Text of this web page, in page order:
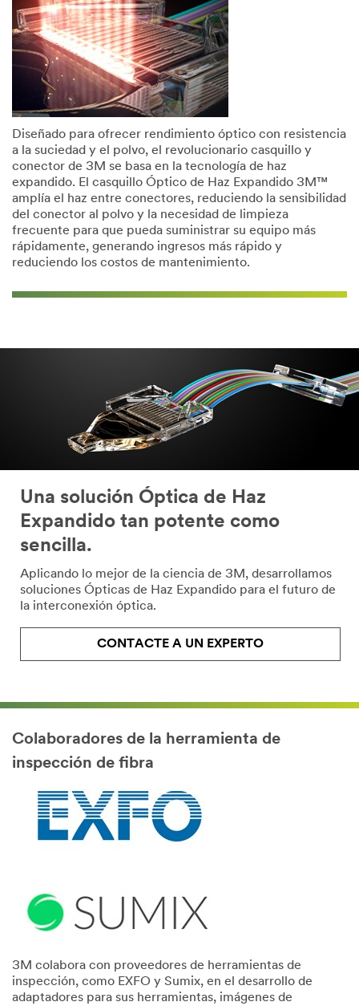
Diseñado para ofrecer rendimiento óptico con resistencia
a la suciedad y el polvo, el revolucionario casquillo y
conector de 3M se basa en la tecnología de haz
expandido. El casquillo Óptico de Haz Expandido 3M™
amplía el haz entre conectores, reduciendo la sensibilidad
del conector al polvo y la necesidad de limpieza
frecuente para que pueda suministrar su equipo más
rápidamente, generando ingresos más rápido y
reduciendo los costos de mantenimiento.
Una solución Óptica de Haz
Expandido tan potente como
sencilla.
Aplicando lo mejor de la ciencia de 3M, desarrollamos
soluciones Ópticas de Haz Expandido para el futuro de
la interconexión óptica.
CONTACTE A UN EXPERTO
Colaboradores de la herramienta de
inspección de fibra
3M colabora con proveedores de herramientas de
inspección, como EXFO y Sumix, en el desarrollo de
adaptadores para sus herramientas, imágenes de